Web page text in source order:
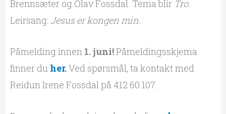
Brennsæter og Olav Fossdal. Tema blir Tro.
Leirsang: Jesus er kongen min.
Påmelding innen1. juni!Påmeldingsskjema
finner du her.Ved spørsmål, ta kontakt med
Reidun Irene Fossdal på 412 60 107.